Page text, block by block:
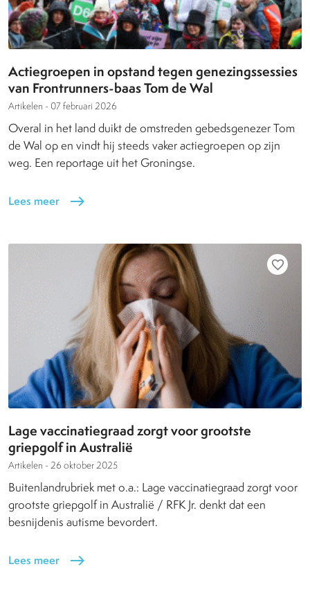
Actiegroepen in opstand tegen genezingssessies
van Frontrunners-baas Tom de Wal
Artikelen - 07 februari 2026
Overal in het land duikt de omstreden gebedsgenezer Tom
de Wal op en vindt hij steeds vaker actiegroepen op zijn
weg. Een reportage uit het Groningse.
Lees meer east
favorite_border
Lage vaccinatiegraad zorgt voor grootste
griepgolf in Australië
Artikelen - 26 oktober 2025
Buitenlandrubriek met o.a.: Lage vaccinatiegraad zorgt voor
grootste griepgolf in Australië / RFK Jr. denkt dat een
besnijdenis autisme bevordert.
Lees meer east